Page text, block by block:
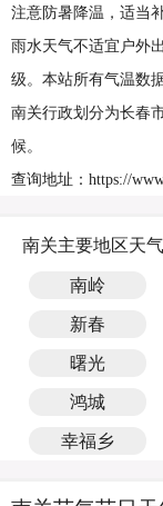
注意防暑降温，适当
雨水天气不适宜户外
级。本站所有气温数
南关行政划分为长春
候。
查询地址：https://
南关主要地区天气
南岭
新春
曙光
鸿城
幸福乡